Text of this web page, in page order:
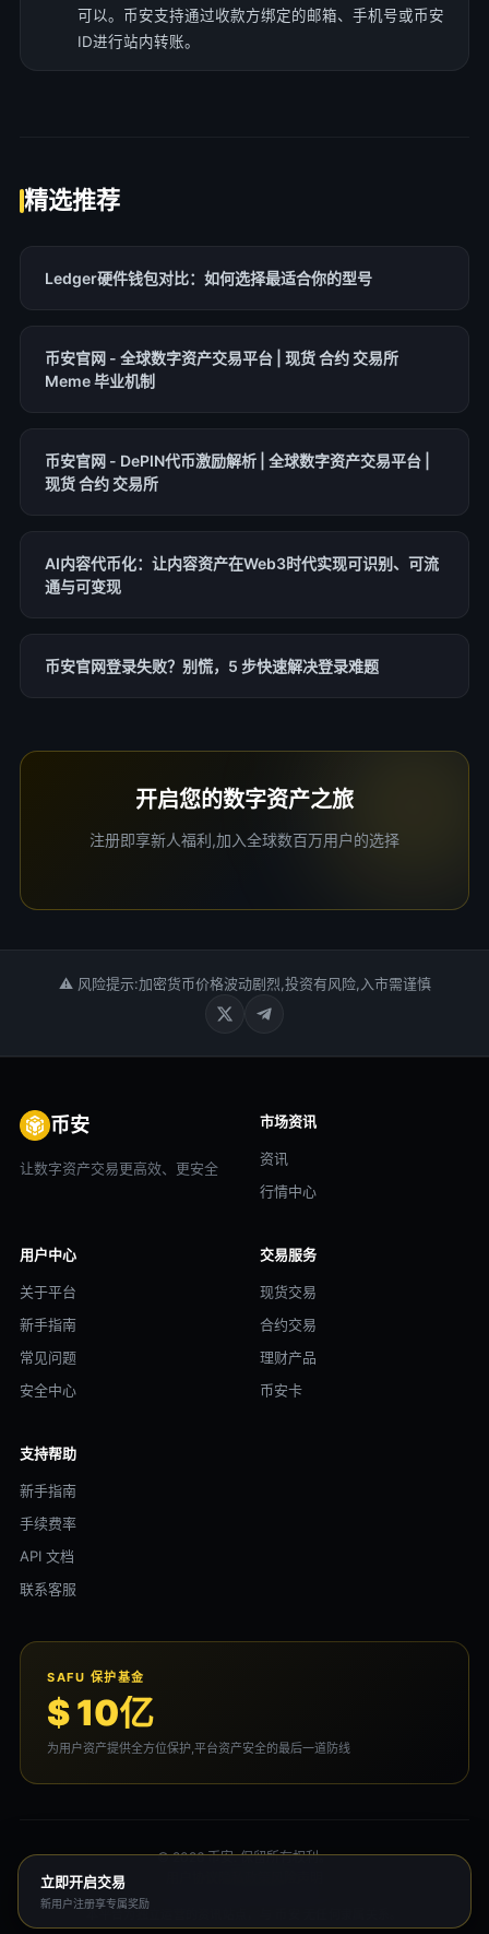
可以。币安支持通过收款方绑定的邮箱、手机号或币安
ID进行站内转账。
精选推荐
Ledger硬件钱包对比：如何选择最适合你的型号
币安官网 - 全球数字资产交易平台 | 现货 合约 交易所
Meme 毕业机制
币安官网 - DePIN代币激励解析 | 全球数字资产交易平台 |
现货 合约 交易所
AI内容代币化：让内容资产在Web3时代实现可识别、可流
通与可变现
币安官网登录失败？别慌，5 步快速解决登录难题
开启您的数字资产之旅
注册即享新人福利,加入全球数百万用户的选择
⚠ 风险提示:加密货币价格波动剧烈,投资有风险,入市需谨慎
币安
让数字资产交易更高效、更安全
市场资讯
资讯
行情中心
用户中心
关于平台
新手指南
常见问题
安全中心
交易服务
现货交易
合约交易
理财产品
币安卡
支持帮助
新手指南
手续费率
API 文档
联系客服
SAFU 保护基金
$ 10亿
为用户资产提供全方位保护,平台资产安全的最后一道防线
© 2026 币安. 保留所有权利。
立即开启交易
新用户注册享专属奖励